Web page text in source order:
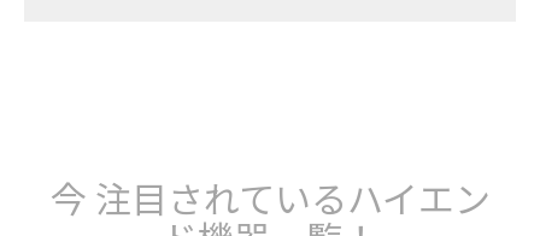
今 注目されているハイエン